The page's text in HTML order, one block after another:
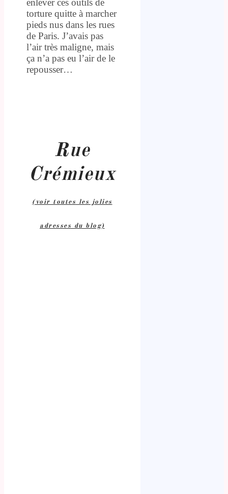
enlever ces outils de
torture quitte à marcher
pieds nus dans les rues
de Paris. J’avais pas
l’air très maligne, mais
ça n’a pas eu l’air de le
repousser…
Rue
Crémieux
(voir toutes les jolies
adresses du blog)